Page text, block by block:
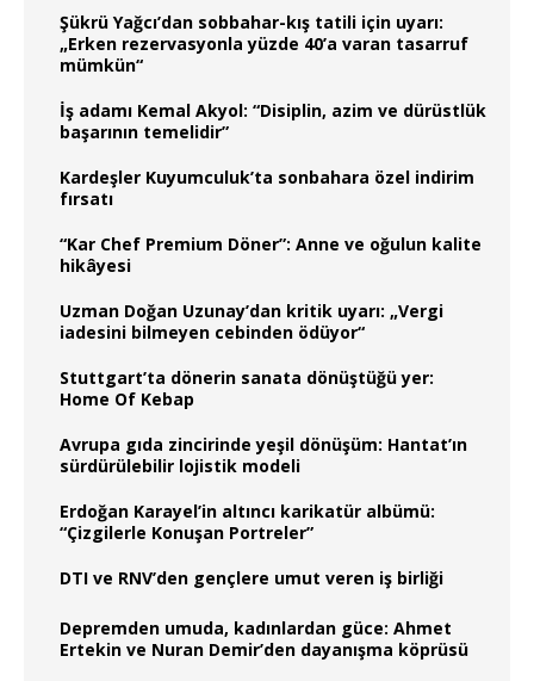
Şükrü Yağcı’dan sobbahar-kış tatili için uyarı:
„Erken rezervasyonla yüzde 40’a varan tasarruf
mümkün“
İş adamı Kemal Akyol: “Disiplin, azim ve dürüstlük
başarının temelidir”
Kardeşler Kuyumculuk’ta sonbahara özel indirim
fırsatı
“Kar Chef Premium Döner”: Anne ve oğulun kalite
hikâyesi
Uzman Doğan Uzunay’dan kritik uyarı: „Vergi
iadesini bilmeyen cebinden ödüyor“
Stuttgart’ta dönerin sanata dönüştüğü yer:
Home Of Kebap
Avrupa gıda zincirinde yeşil dönüşüm: Hantat’ın
sürdürülebilir lojistik modeli
Erdoğan Karayel’in altıncı karikatür albümü:
“Çizgilerle Konuşan Portreler”
DTI ve RNV’den gençlere umut veren iş birliği
Depremden umuda, kadınlardan güce: Ahmet
Ertekin ve Nuran Demir’den dayanışma köprüsü